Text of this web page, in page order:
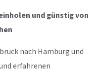
und günstig von
nach Hamburg und
erfahrenen